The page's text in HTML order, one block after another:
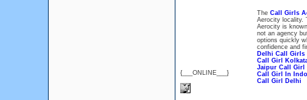
{___ONLINE___}
The Call Girls
Aerocity locality.
Aerocity is
not an agency
options quickly
confidence and
Delhi Call Girls
Call Girl
Jaipur Call Girl
Call Girl In
Call Girl Delhi